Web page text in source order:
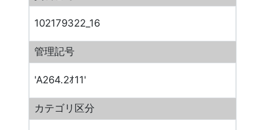
102179322_16
管理記号
'A264.2ｵ11'
カテゴリ区分